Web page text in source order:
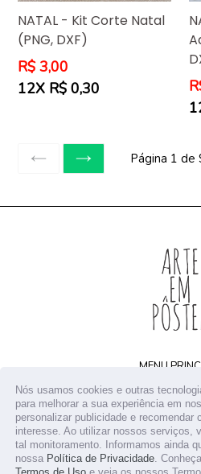
Nós usamos cookies e outras
para melhorar a sua experiência em
personalizar publicidade e recomendar
interesse. Ao utilizar nossos serviços,
tal monitoramento. Informamos ainda
nossa Política de Privacidade .
NATAL - Kit Corte Natal
(PNG, DXF)
Preço
normal
R$ 3,00
12X R$ 0,30
ANTERIORSEGUINTE
Página 1 de
MENU
Home
Arquivos
Receba